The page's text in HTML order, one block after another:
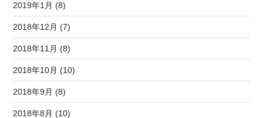
2019年1月 (8)
2018年12月 (7)
2018年11月 (8)
2018年10月 (10)
2018年9月 (8)
2018年8月 (10)